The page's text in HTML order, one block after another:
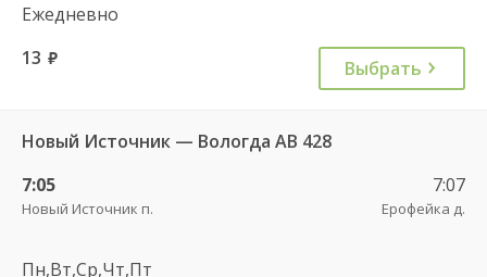
Ежедневно
13 руб. Выбрать
Новый Источник — Вологда АВ 428
7:05
Новый Источник п.
7:07
Ерофейка д.
Пн,Вт,Ср,Чт,Пт